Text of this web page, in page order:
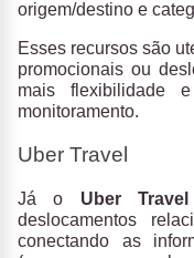
origem/destino e
Esses recursos são
promocionais ou
mais flexibilidade
monitoramento.
Uber Travel
Já o Uber Travel
deslocamentos
conectando as